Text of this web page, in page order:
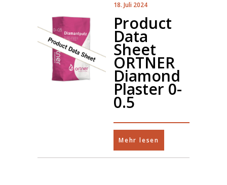
18. Juli 2024
Product
Data
Sheet
ORTNER
Diamond
Plaster 0-
0.5
Mehr lesen